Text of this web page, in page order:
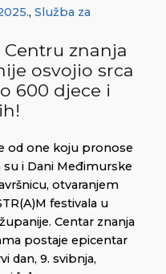
, Služba za
Centru znanja
osvojio srca
600 djece i
od one koju pronose
i Dani Međimurske
otvaranjem
festivala u
Centar znanja
postaje epicentar
dan, 9. svibnja,